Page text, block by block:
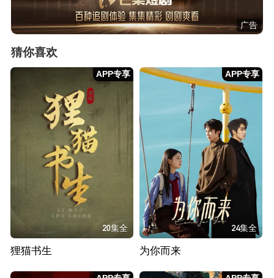
广告
猜你喜欢
APP专享
20集全
狸猫书生
APP专享
24集全
为你而来